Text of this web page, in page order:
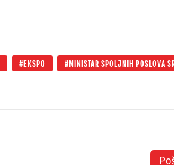
EKSPO MINISTAR SPOLJNIH POSLOVA